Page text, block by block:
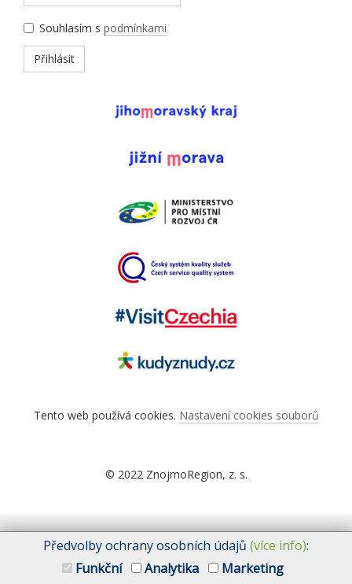
Souhlasím s podmínkami
Přihlásit
Tento web používá cookies. Nastavení cookies souborů
© 2022 ZnojmoRegion, z. s.
Předvolby ochrany osobních údajů (více info):
Funkční
Analytika Marketing